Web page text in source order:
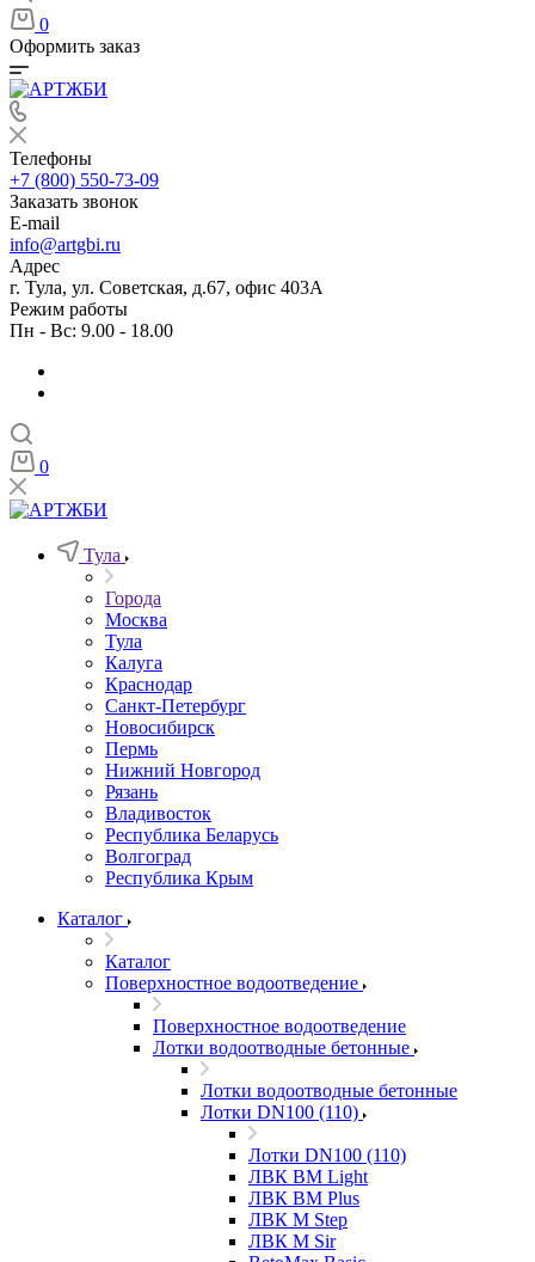
0
Оформить заказ
Телефоны
+7 (800) 550-73-09
Заказать звонок
E-mail
info@artgbi.ru
Адрес
г. Тула, ул. Советская, д.67, офис 403А
Режим работы
Пн - Вс: 9.00 - 18.00
0
Тула
Города
Москва
Тула
Калуга
Краснодар
Санкт-Петербург
Новосибирск
Пермь
Нижний Новгород
Рязань
Владивосток
Республика Беларусь
Волгоград
Республика Крым
Каталог
Каталог
Поверхностное водоотведение
Поверхностное водоотведение
Лотки водоотводные бетонные
Лотки водоотводные бетонные
Лотки DN100 (110)
Лотки DN100 (110)
ЛВК ВМ Light
ЛВК ВМ Plus
ЛВК М Step
ЛВК М Sir